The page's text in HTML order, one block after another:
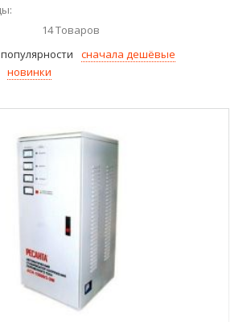
14Товаров
сначала дешёвые
новинки